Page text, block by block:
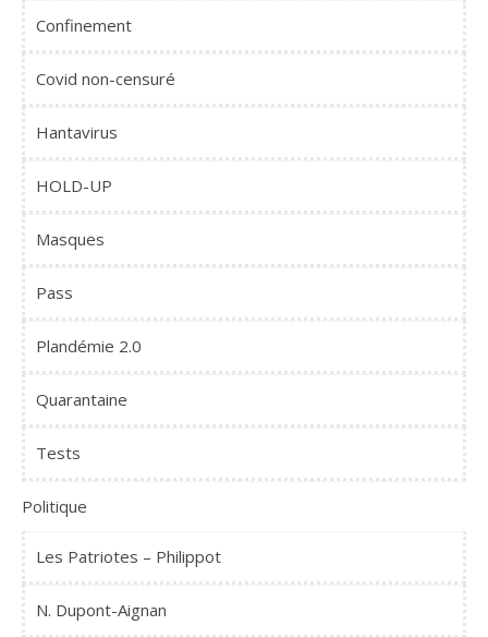
Confinement
Covid non-censuré
Hantavirus
HOLD-UP
Masques
Pass
Plandémie 2.0
Quarantaine
Tests
Politique
Les Patriotes – Philippot
N. Dupont-Aignan